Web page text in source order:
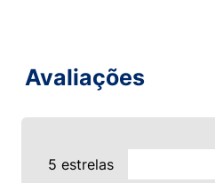
Avaliações
5 estrelas